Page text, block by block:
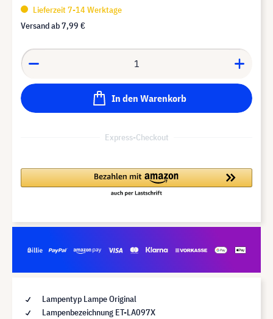
Lieferzeit 7-14 Werktage
Versand ab7,99 €
In den Warenkorb
Express-Checkout
Lampentyp Lampe Original
Lampenbezeichnung ET-LA097X